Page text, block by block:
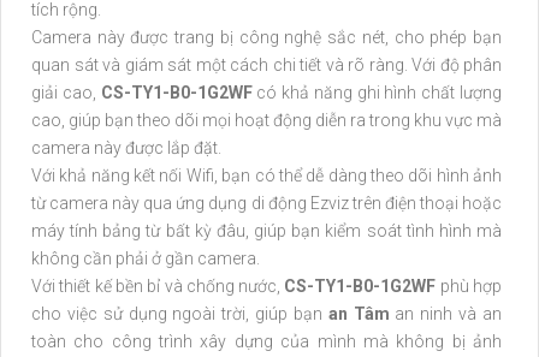
tích rộng.
Camera này được trang bị công nghệ sắc nét, cho phép bạn
quan sát và giám sát một cách chi tiết và rõ ràng. Với độ phân
giải cao, CS-TY1-B0-1G2WF có khả năng ghi hình chất lượng
cao, giúp bạn theo dõi mọi hoạt động diễn ra trong khu vực mà
camera này được lắp đặt.
Với khả năng kết nối Wifi, bạn có thể dễ dàng theo dõi hình ảnh
từ camera này qua ứng dụng di động Ezviz trên điện thoại hoặc
máy tính bảng từ bất kỳ đâu, giúp bạn kiểm soát tình hình mà
không cần phải ở gần camera.
Với thiết kế bền bỉ và chống nước, CS-TY1-B0-1G2WF phù hợp
cho việc sử dụng ngoài trời, giúp bạn an Tâm an ninh và an
toàn cho công trình xây dựng của mình mà không bị ảnh